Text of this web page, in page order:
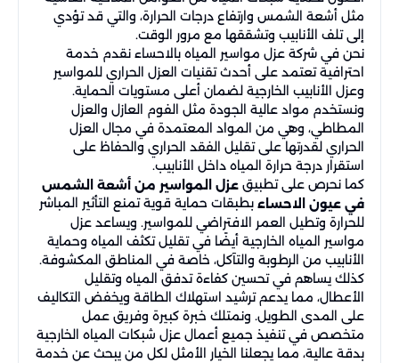
مثل أشعة الشمس وارتفاع درجات الحرارة، والتي قد تؤدي
إلى تلف الأنابيب وتشققها مع مرور الوقت.
نحن في شركة عزل مواسير المياه بالاحساء نقدم خدمة
احترافية تعتمد على أحدث تقنيات العزل الحراري للمواسير
وعزل الأنابيب الخارجية لضمان أعلى مستويات الحماية.
ونستخدم مواد عالية الجودة مثل الفوم العازل والعزل
المطاطي، وهي من المواد المعتمدة في مجال العزل
الحراري لقدرتها على تقليل الفقد الحراري والحفاظ على
استقرار درجة حرارة المياه داخل الأنابيب.
كما نحرص على تطبيق عزل المواسير من أشعة الشمس
في عيون الاحساء بطبقات حماية قوية تمنع التأثير المباشر
للحرارة وتطيل العمر الافتراضي للمواسير. ويساعد عزل
مواسير المياه الخارجية أيضًا في تقليل تكثف المياه وحماية
الأنابيب من الرطوبة والتآكل، خاصة في المناطق المكشوفة.
كذلك يساهم في تحسين كفاءة تدفق المياه وتقليل
الأعطال، مما يدعم ترشيد استهلاك الطاقة ويخفض التكاليف
على المدى الطويل. ونمتلك خبرة كبيرة وفريق عمل
متخصص في تنفيذ جميع أعمال عزل شبكات المياه الخارجية
بدقة عالية، مما يجعلنا الخيار الأمثل لكل من يبحث عن خدمة